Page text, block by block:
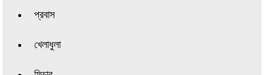
প্রবাস
খেলাধুলা